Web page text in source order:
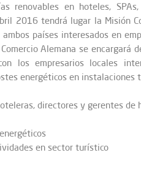
renovables en hoteles, SPAs,
2016 tendrá lugar la Misión
países interesados en
Alemana se encargará
los empresarios locales
energéticos en instalaciones
directores y gerentes de
en sector turístico